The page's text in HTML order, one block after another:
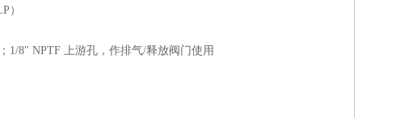
）
1/8" NPTF 上游孔，作排气/释放阀门使用